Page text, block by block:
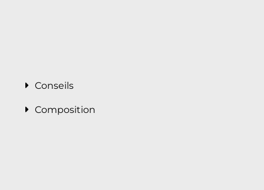
Conseils
Composition